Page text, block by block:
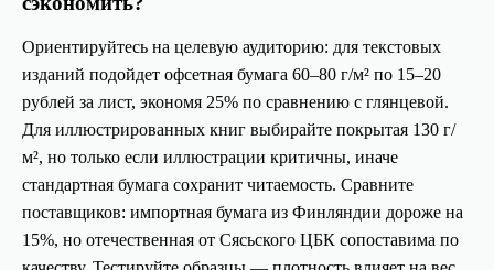
Ориентируйтесь на целевую аудиторию: для текстовых
изданий подойдет офсетная бумага 60–80 г/м² по 15–20
рублей за лист, экономя 25% по сравнению с глянцевой.
Для иллюстрированных книг выбирайте покрытая 130 г/
м², но только если иллюстрации критичны, иначе
стандартная бумага сохранит читаемость. Сравните
поставщиков: импортная бумага из Финляндии дороже на
15%, но отечественная от Сясьского ЦБК сопоставима по